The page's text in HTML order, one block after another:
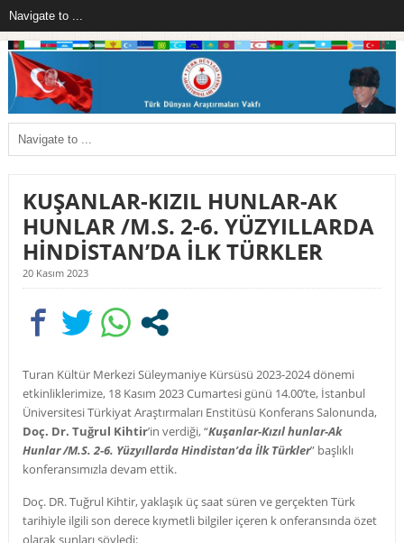
KUŞANLAR-KIZIL HUNLAR-AK
HUNLAR /M.S. 2-6. YÜZYILLARDA
HİNDİSTAN’DA İLK TÜRKLER
20 Kasım 2023
Turan Kültür Merkezi Süleymaniye Kürsüsü 2023-2024 dönemi
etkinliklerimize, 18 Kasım 2023 Cumartesi günü 14.00’te, İstanbul
Üniversitesi Türkiyat Araştırmaları Enstitüsü Konferans Salonunda,
Doç. Dr. Tuğrul Kihtir’in verdiği, “Kuşanlar-Kızıl hunlar-Ak
Hunlar /M.S. 2-6. Yüzyıllarda Hindistan’da İlk Türkler” başlıklı
konferansımızla devam ettik.
Doç. DR. Tuğrul Kihtir, yaklaşık üç saat süren ve gerçekten Türk
tarihiyle ilgili son derece kıymetli bilgiler içeren k onferansında özet
olarak şunları söyledi: